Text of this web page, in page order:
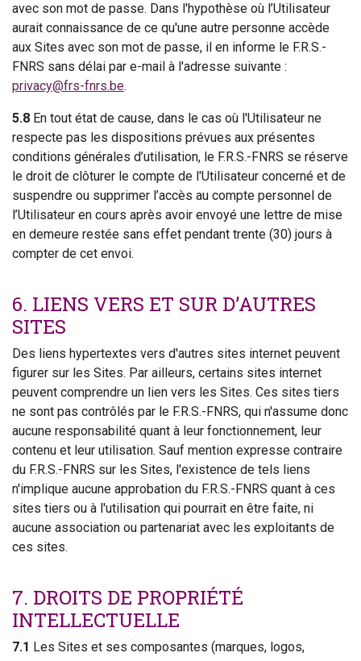
avec son mot de passe. Dans l'hypothèse où l’Utilisateur
aurait connaissance de ce qu'une autre personne accède
aux Sites avec son mot de passe, il en informe le F.R.S.-
FNRS sans délai par e-mail à l'adresse suivante :
privacy@frs-fnrs.be.
5.8 En tout état de cause, dans le cas où l'Utilisateur ne
respecte pas les dispositions prévues aux présentes
conditions générales d’utilisation, le F.R.S.-FNRS se réserve
le droit de clôturer le compte de l'Utilisateur concerné et de
suspendre ou supprimer l’accès au compte personnel de
l’Utilisateur en cours après avoir envoyé une lettre de mise
en demeure restée sans effet pendant trente (30) jours à
compter de cet envoi.
6. LIENS VERS ET SUR D’AUTRES
SITES
Des liens hypertextes vers d'autres sites internet peuvent
figurer sur les Sites. Par ailleurs, certains sites internet
peuvent comprendre un lien vers les Sites. Ces sites tiers
ne sont pas contrôlés par le F.R.S.-FNRS, qui n'assume donc
aucune responsabilité quant à leur fonctionnement, leur
contenu et leur utilisation. Sauf mention expresse contraire
du F.R.S.-FNRS sur les Sites, l'existence de tels liens
n'implique aucune approbation du F.R.S.-FNRS quant à ces
sites tiers ou à l'utilisation qui pourrait en être faite, ni
aucune association ou partenariat avec les exploitants de
ces sites.
7. DROITS DE PROPRIÉTÉ
INTELLECTUELLE
7.1 Les Sites et ses composantes (marques, logos,